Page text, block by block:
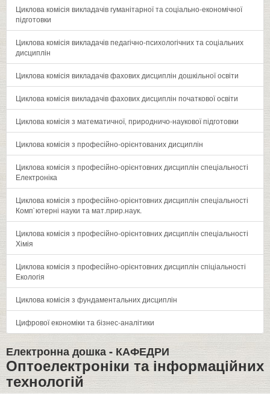
Циклова комісія викладачів гуманітарної та соціально-економічної
підготовки
Циклова комісія викладачів педагічно-психологічних та соціальних
дисциплін
Циклова комісія викладачів фахових дисциплін дошкільної освіти
Циклова комісія викладачів фахових дисциплін початкової освіти
Циклова комісія з математичної‚ природничо-наукової підготовки
Циклова комісія з професійно-орієнтованих дисциплін
Циклова комісія з професійно-орієнтовних дисциплін спеціальності
Електроніка
Циклова комісія з професійно-орієнтовних дисциплін спеціальності
Комп`ютерні науки та мат.прир.наук.
Циклова комісія з професійно-орієнтовних дисциплін спеціальності
Хімія
Циклова комісія з професійно-орієнтовних дисциплін спіціальності
Екологія
Циклова комісія з фундаментальних дисциплін
Цифрової економіки та бізнес-аналітики
Електронна дошка - КАФЕДРИ
Оптоелектроніки та інформаційних
технологій